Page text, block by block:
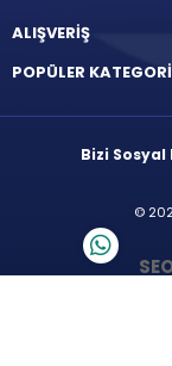
ALIŞVERİŞ
POPÜLER
Bizi
©